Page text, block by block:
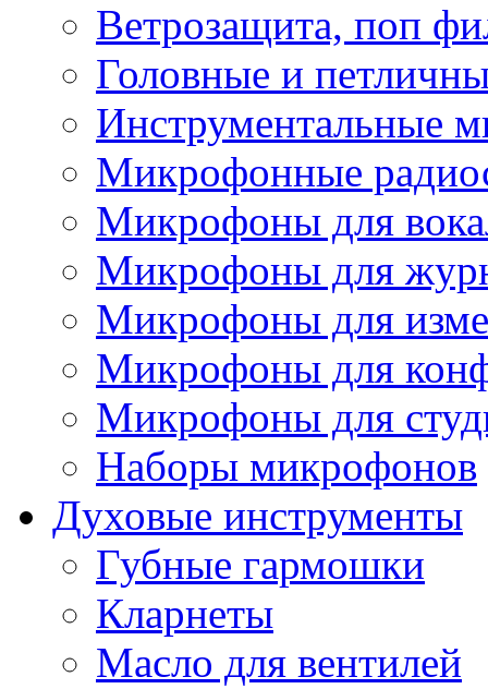
Ветрозащита, поп
Головные и
Инструментальные
Микрофонные
Микрофоны для
Микрофоны для
Микрофоны для
Микрофоны для
Микрофоны для
Наборы микрофонов
Духовые инструменты
Губные гармошки
Кларнеты
Масло для вентилей